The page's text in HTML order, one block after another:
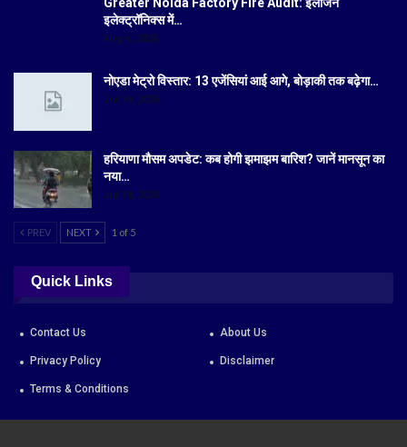
Greater Noida Factory Fire Audit: इलजिन
इलेक्ट्रॉनिक्स में…
Aug 6, 2026
नोएडा मेट्रो विस्तार: 13 एजेंसियां आई आगे, बोड़ाकी तक बढ़ेगा…
Jul 19, 2026
हरियाणा मौसम अपडेट: कब होगी झमाझम बारिश? जानें मानसून का
नया…
Jul 18, 2026
PREV NEXT 1 of 5
Quick Links
Contact Us About Us
Privacy Policy Disclaimer
Terms & Conditions